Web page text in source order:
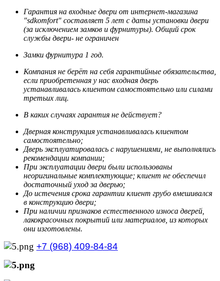
Гарантия на входные двери от интернет-магазина
"sdkomfort" составляет 5 лет с даты установки двери
(за исключением замков и фурнитуры). Общий срок
службы двери- не ограничен
Замки фурнитура 1 год.
Компания не берёт на себя гарантийные обязательства,
если приобретенная у нас входная дверь
устанавливалась клиентом самостоятельно или силами
третьих лиц.
В каких случаях гарантия не действует?
Дверная конструкция устанавливалась клиентом
самостоятельно;
Дверь эксплуатировалась с нарушениями, не выполнялись
рекомендации компании;
При эксплуатации двери были использованы
неоригинальные комплектующие; клиент не обеспечил
достаточный уход за дверью;
До истечения срока гарантии клиент грубо вмешивался
в конструкцию двери;
При наличии признаков естественного износа дверей,
лакокрасочных покрытий или материалов, из которых
они изготовлены.
+7 (968) 409-84-84